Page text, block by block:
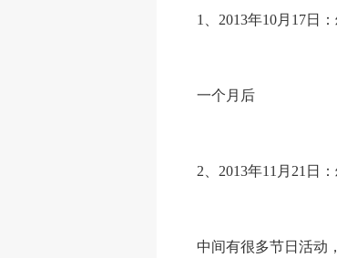
1、2013年10月17日：
一个月后
2、2013年11月21日：
中间有很多节日活动